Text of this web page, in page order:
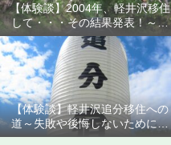
【体験談】2004年、軽井沢移住
して・・・その結果発表！～失
敗や後悔しないために知ってお
きたいこと
【体験談】軽井沢追分移住への
道～失敗や後悔しないために知
っておきたいこと